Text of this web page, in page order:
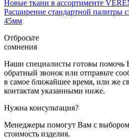
Новые ткани в ассортименте
Расширение стандартной палитры
45мм
Отбросьте
сомнения
Наши специалисты готовы помочь
обратный звонок или отправьте
в самое ближайшее время, или же
контактам указанными ниже.
Нужна консультация?
Менеджеры помогут Вам с
стоимость изделия.